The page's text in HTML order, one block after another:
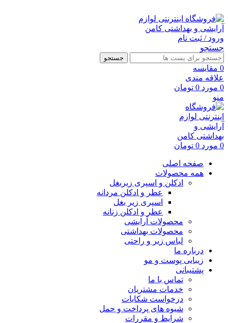
ورود / ثبت نام
جستجو
جستجو
0 مقايسه
علاقه مندی
0 مورد 0 تومان
منو
0 مورد 0 تومان
صفحه اصلی
همه محصولات
ادکلن و اسپری زیربغل
عطر و ادکلن مردانه
اسپری زیر بغل
عطر و ادکلن زنانه
محصولات آرایشی
محصولات بهداشتی
لباس زیر و راحتی
درباره ما
زیبایی پوست و مو
پشتیبانی
تماس با ما
خدمات مشتریان
درخواست شکایات
شیوه های پرداخت و حمل
شرایط و مقررات